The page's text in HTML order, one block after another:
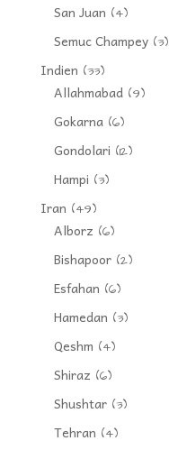
San Juan (4)
Semuc Champey(3)
Indien (33)
Allahmabad(9)
Gokarna(6)
Gondolari (12)
Hampi (3)
Iran (49)
Alborz (6)
Bishapoor(2)
Esfahan (6)
Hamedan (3)
Qeshm (4)
Shiraz (6)
Shushtar(3)
Tehran (4)